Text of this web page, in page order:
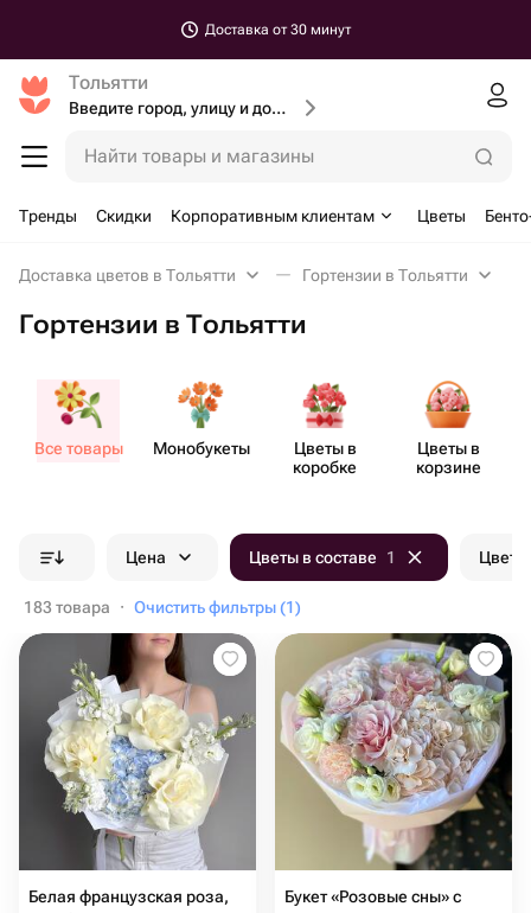
Доставка от 30 минут
Тольятти
Введите город, улицу и дом доставки
Найти товары и магазины
Тренды Скидки Корпоративным клиентам Цветы
Доставка цветов в Тольятти Гортензии в Тольятти
Гортензии в Тольятти
Все товары Моно​букеты
Цветы в
коробке
Цветы в
корзине
Цена Цветы в составе 1 Цвет
183 товара · Очистить фильтры (1)
Белая французская роза,
Букет «Розовые сны» с